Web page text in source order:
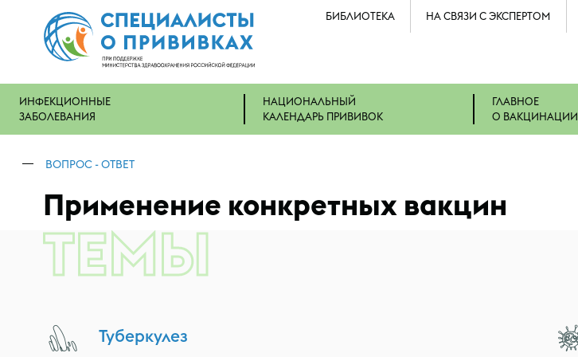
БИБЛИОТЕКА НА СВЯЗИ С ЭКСПЕРТОМ
ИНФЕКЦИОННЫЕ
ЗАБОЛЕВАНИЯ
НАЦИОНАЛЬНЫЙ
КАЛЕНДАРЬ ПРИВИВОК
ГЛАВНОЕ
О ВАКЦИНАЦИИ
ВОПРОС - ОТВЕТ
Применение конкретных вакцин
ТЕМЫ
Туберкулез